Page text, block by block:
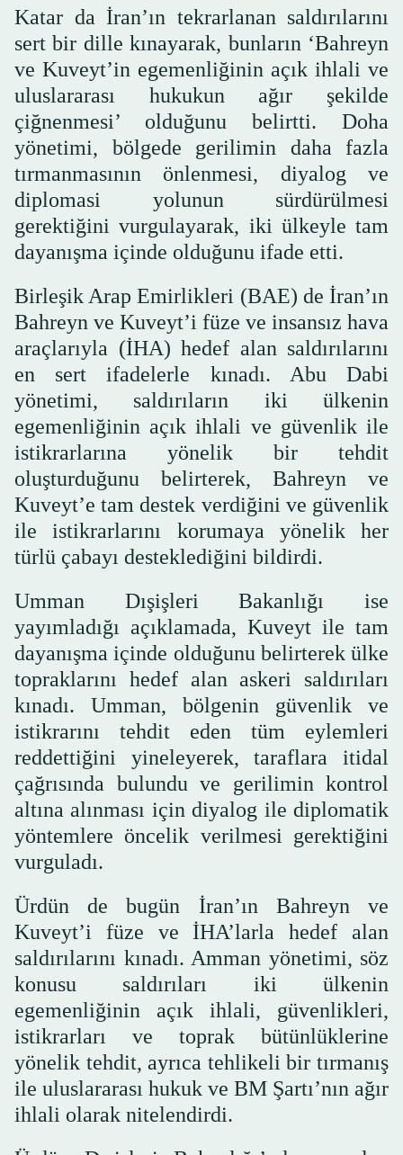
Katar da İran’ın tekrarlanan saldırılarını
sert bir dille kınayarak, bunların ‘Bahreyn
ve Kuveyt’in egemenliğinin açık ihlali ve
uluslararası hukukun ağır şekilde
çiğnenmesi’ olduğunu belirtti. Doha
yönetimi, bölgede gerilimin daha fazla
tırmanmasının önlenmesi, diyalog ve
diplomasi yolunun sürdürülmesi
gerektiğini vurgulayarak, iki ülkeyle tam
dayanışma içinde olduğunu ifade etti.
Birleşik Arap Emirlikleri (BAE) de İran’ın
Bahreyn ve Kuveyt’i füze ve insansız hava
araçlarıyla (İHA) hedef alan saldırılarını
en sert ifadelerle kınadı. Abu Dabi
yönetimi, saldırıların iki ülkenin
egemenliğinin açık ihlali ve güvenlik ile
istikrarlarına yönelik bir tehdit
oluşturduğunu belirterek, Bahreyn ve
Kuveyt’e tam destek verdiğini ve güvenlik
ile istikrarlarını korumaya yönelik her
türlü çabayı desteklediğini bildirdi.
Umman Dışişleri Bakanlığı ise
yayımladığı açıklamada, Kuveyt ile tam
dayanışma içinde olduğunu belirterek ülke
topraklarını hedef alan askeri saldırıları
kınadı. Umman, bölgenin güvenlik ve
istikrarını tehdit eden tüm eylemleri
reddettiğini yineleyerek, taraflara itidal
çağrısında bulundu ve gerilimin kontrol
altına alınması için diyalog ile diplomatik
yöntemlere öncelik verilmesi gerektiğini
vurguladı.
Ürdün de bugün İran’ın Bahreyn ve
Kuveyt’i füze ve İHA’larla hedef alan
saldırılarını kınadı. Amman yönetimi, söz
konusu saldırıları iki ülkenin
egemenliğinin açık ihlali, güvenlikleri,
istikrarları ve toprak bütünlüklerine
yönelik tehdit, ayrıca tehlikeli bir tırmanış
ile uluslararası hukuk ve BM Şartı’nın ağır
ihlali olarak nitelendirdi.